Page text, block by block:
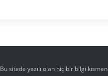
Bu sitede yazılı olan hiç bir bilgi